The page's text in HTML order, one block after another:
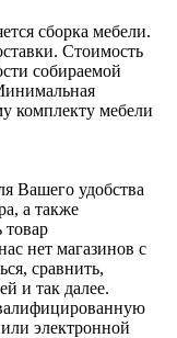
сборка мебели.
Стоимость
собираемой
комплекту мебели
Вашего удобства
а также
товар
нет магазинов с
сравнить,
и так далее.
электронной